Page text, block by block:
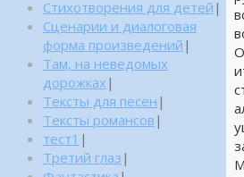
Стихотворения для детей |
Сценарии и диалоговая
форма произведений |
Там, на неведомых
дорожках |
Тексты для песен |
Тексты романсов |
тест1 |
Третий глаз |